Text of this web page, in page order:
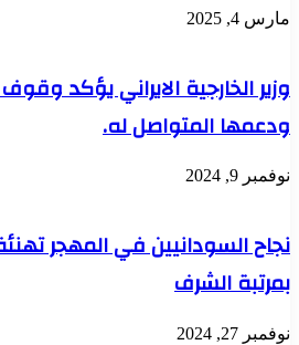
مارس 4, 2025
وزير الخارجية الايراني يؤكد
ودعمها المتواصل له.
نوفمبر 9, 2024
نجاح السودانيين في المهجر
بمرتبة الشرف
نوفمبر 27, 2024